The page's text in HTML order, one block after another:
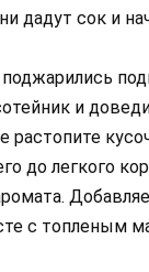
дадут сок и
и
растопите
до легкого
с топленым